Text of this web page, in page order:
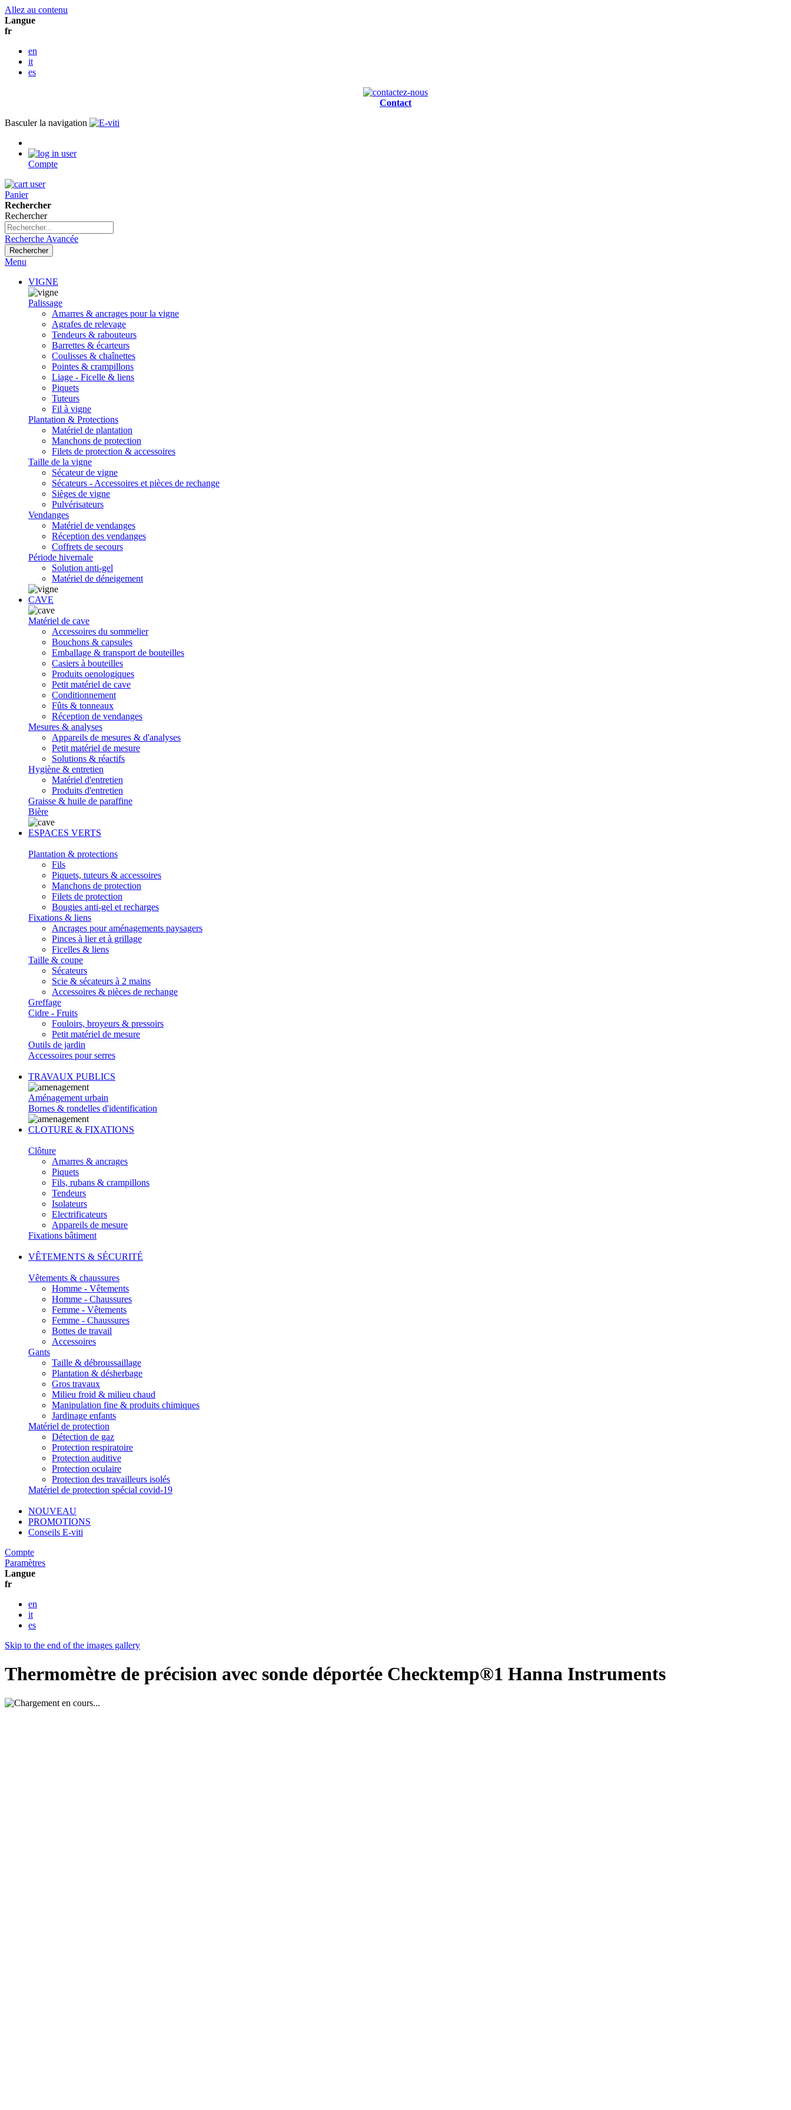
Allez au contenu
Langue
fr
en
it
es
Contact
Basculer la navigation
Compte
Panier
Rechercher
Rechercher
Recherche Avancée
Rechercher
Menu
VIGNE
Palissage
Amarres & ancrages pour la vigne
Agrafes de relevage
Tendeurs & rabouteurs
Barrettes & écarteurs
Coulisses & chaînettes
Pointes & crampillons
Liage - Ficelle & liens
Piquets
Tuteurs
Fil à vigne
Plantation & Protections
Matériel de plantation
Manchons de protection
Filets de protection & accessoires
Taille de la vigne
Sécateur de vigne
Sécateurs - Accessoires et pièces de rechange
Sièges de vigne
Pulvérisateurs
Vendanges
Matériel de vendanges
Réception des vendanges
Coffrets de secours
Période hivernale
Solution anti-gel
Matériel de déneigement
CAVE
Matériel de cave
Accessoires du sommelier
Bouchons & capsules
Emballage & transport de bouteilles
Casiers à bouteilles
Produits oenologiques
Petit matériel de cave
Conditionnement
Fûts & tonneaux
Réception de vendanges
Mesures & analyses
Appareils de mesures & d'analyses
Petit matériel de mesure
Solutions & réactifs
Hygiène & entretien
Matériel d'entretien
Produits d'entretien
Graisse & huile de paraffine
Bière
ESPACES VERTS
Plantation & protections
Fils
Piquets, tuteurs & accessoires
Manchons de protection
Filets de protection
Bougies anti-gel et recharges
Fixations & liens
Ancrages pour aménagements paysagers
Pinces à lier et à grillage
Ficelles & liens
Taille & coupe
Sécateurs
Scie & sécateurs à 2 mains
Accessoires & pièces de rechange
Greffage
Cidre - Fruits
Fouloirs, broyeurs & pressoirs
Petit matériel de mesure
Outils de jardin
Accessoires pour serres
TRAVAUX PUBLICS
Aménagement urbain
Bornes & rondelles d'identification
CLOTURE & FIXATIONS
Clôture
Amarres & ancrages
Piquets
Fils, rubans & crampillons
Tendeurs
Isolateurs
Electrificateurs
Appareils de mesure
Fixations bâtiment
VÊTEMENTS & SÉCURITÉ
Vêtements & chaussures
Homme - Vêtements
Homme - Chaussures
Femme - Vêtements
Femme - Chaussures
Bottes de travail
Accessoires
Gants
Taille & débroussaillage
Plantation & désherbage
Gros travaux
Milieu froid & milieu chaud
Manipulation fine & produits chimiques
Jardinage enfants
Matériel de protection
Détection de gaz
Protection respiratoire
Protection auditive
Protection oculaire
Protection des travailleurs isolés
Matériel de protection spécial covid-19
NOUVEAU
PROMOTIONS
Conseils E-viti
Compte
Paramètres
Langue
fr
en
it
es
Skip to the end of the images gallery
Thermomètre de précision avec sonde déportée Checktemp®1 Hanna Instruments